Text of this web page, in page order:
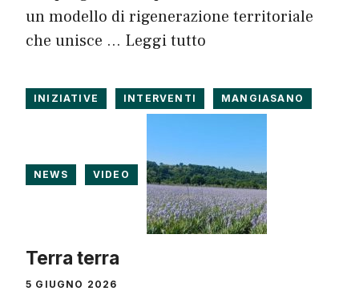
un modello di rigenerazione territoriale
che unisce … Leggi tutto
INIZIATIVE INTERVENTI MANGIASANO
NEWS VIDEO
Terra terra
5 GIUGNO 2026